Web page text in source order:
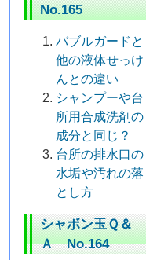
No.165
バブルガードと
他の液体せっけ
んとの違い
シャンプーや台
所用合成洗剤の
成分と同じ？
台所の排水口の
水垢や汚れの落
とし方
シャボン玉Ｑ＆
Ａ No.164